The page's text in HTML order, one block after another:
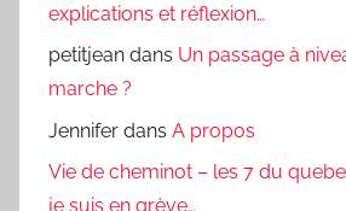
explications et réflexion…
petitjean dans Un passage à
marche ?
Jennifer dans A propos
Vie de cheminot – les 7 du
je suis en grève…